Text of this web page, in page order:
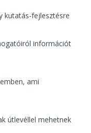
kutatás-fejlesztésre
információt
ami
útlevéllel mehetnek